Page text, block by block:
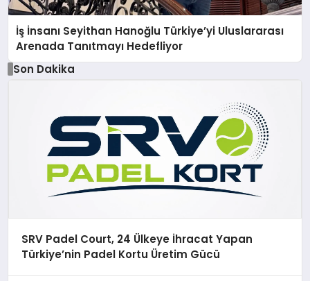
İş İnsanı Seyithan Hanoğlu Türkiye’yi Uluslararası
Arenada Tanıtmayı Hedefliyor
Son Dakika
SRV Padel Court, 24 Ülkeye İhracat Yapan
Türkiye’nin Padel Kortu Üretim Gücü